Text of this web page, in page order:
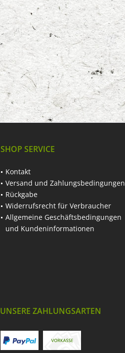
SHOP SERVICE
Kontakt
Versand und Zahlungsbedingungen
Rückgabe
Widerrufsrecht für Verbraucher
Allgemeine Geschäftsbedingungen
und Kundeninformationen
UNSERE ZAHLUNGSARTEN